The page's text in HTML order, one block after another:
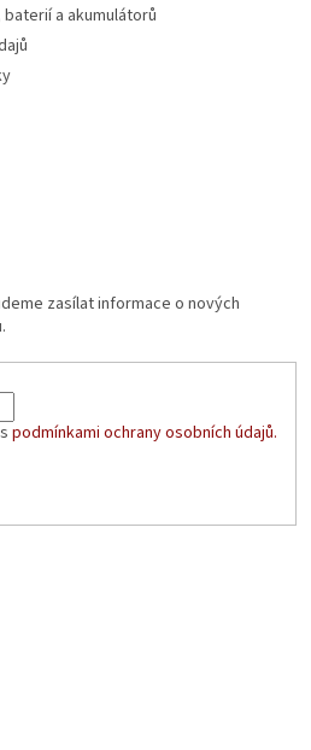
a akumulátorů
zasílat informace o nových
podmínkami ochrany osobních údajů.